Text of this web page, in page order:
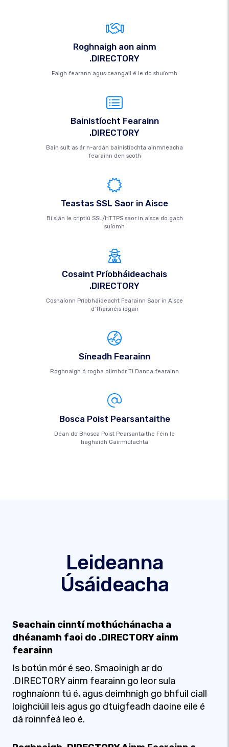
Roghnaigh aon ainm
.DIRECTORY
Faigh fearann ​​agus ceangail é le do shuíomh
Bainistíocht Fearainn
.DIRECTORY
Bain sult as ár n-ardán bainistíochta ainmneacha
fearainn den scoth
Teastas SSL Saor in Aisce
Bí slán le criptiú SSL/HTTPS saor in aisce do gach
suíomh
Cosaint Príobháideachais
.DIRECTORY
Cosnaíonn Príobháideacht Fearainn Saor in Aisce
d’fhaisnéis íogair
Síneadh Fearainn
Roghnaigh ó rogha ollmhór TLDanna fearainn
Bosca Poist Pearsantaithe
Déan do Bhosca Poist Pearsantaithe Féin le
haghaidh Gairmiúlachta
Leideanna
Úsáideacha
Seachain cinntí mothúchánacha a
dhéanamh faoi do .DIRECTORY ainm
fearainn
Is botún mór é seo. Smaoinigh ar do
.DIRECTORY ainm fearainn go leor sula
roghnaíonn tú é, agus deimhnigh go bhfuil ciall
loighciúil leis agus go dtuigfeadh daoine eile é
dá roinnfeá leo é.